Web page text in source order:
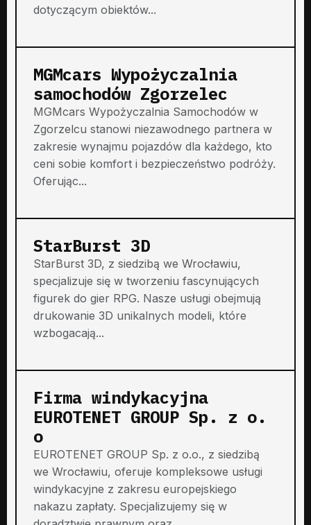
dotyczącym obiektów...
MGMcars Wypożyczalnia
samochodów Zgorzelec
MGMcars Wypożyczalnia Samochodów w
Zgorzelcu stanowi niezawodnego partnera w
zakresie wynajmu pojazdów dla każdego, kto
ceni sobie komfort i bezpieczeństwo podróży.
Oferując...
StarBurst 3D
StarBurst 3D, z siedzibą we Wrocławiu,
specjalizuje się w tworzeniu fascynujących
figurek do gier RPG. Nasze usługi obejmują
drukowanie 3D unikalnych modeli, które
wzbogacają...
Firma windykacyjna
EUROTENET GROUP Sp. z o.
o
EUROTENET GROUP Sp. z o.o., z siedzibą
we Wrocławiu, oferuje kompleksowe usługi
windykacyjne z zakresu europejskiego
nakazu zapłaty. Specjalizujemy się w